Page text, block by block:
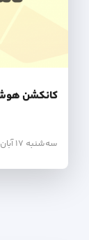
کانکشن
سه‌شنبه ۱۷ آبان ۱۴۰۱